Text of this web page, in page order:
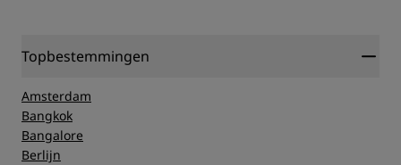
Topbestemmingen
Amsterdam
Bangkok
Bangalore
Berlijn